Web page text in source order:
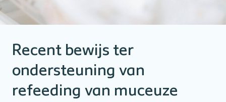
Recent bewijs ter
ondersteuning van
refeeding van muceuze